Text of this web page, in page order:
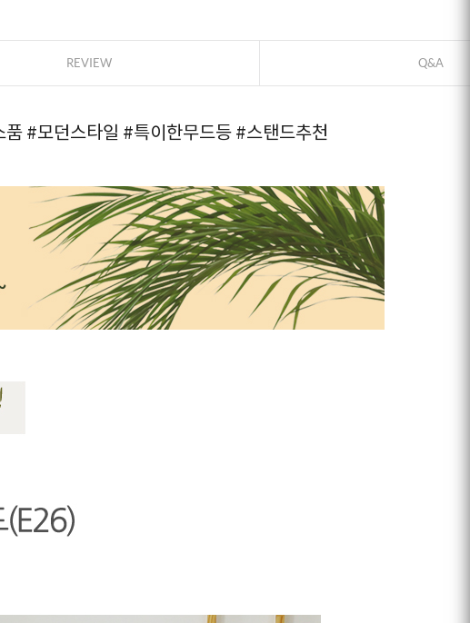
PAYCO 바로
REVIEW Q&A
품 #모던스타일 #특이한무드등 #스탠드추천